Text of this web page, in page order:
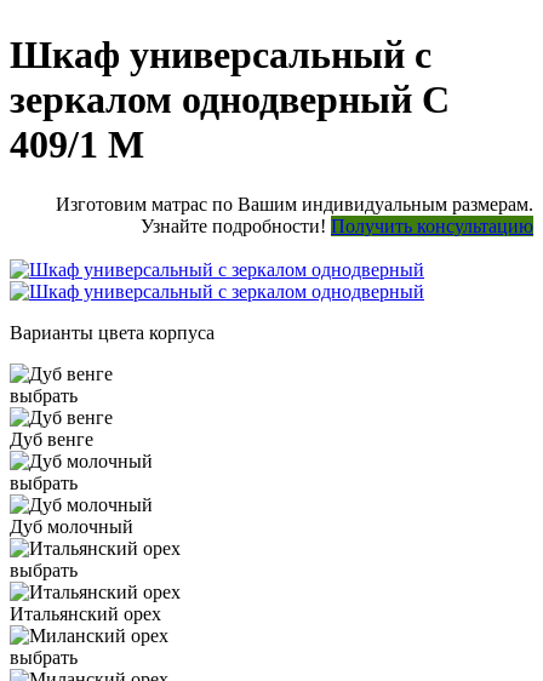
Шкаф универсальный с
зеркалом однодверный С
409/1 М
Изготовим матрас по Вашим индивидуальным размерам.
Узнайте подробности! Получить консультацию
Варианты цвета корпуса
выбрать
Дуб венге
выбрать
Дуб молочный
выбрать
Итальянский орех
выбрать